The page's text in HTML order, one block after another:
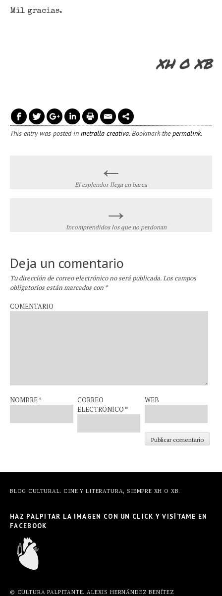
Mil gracias.
XH O XB
This entry was posted in metralla creativa. Bookmark thepermalink.
←
El esplendor llega en barca
→
Incomprendidos los que no perdonan
Deja un comentario
Tu dirección de correo electrónico no será publicada.Los campos
obligatorios están marcados con *
COMENTARIO
NOMBRE*
CORREO
ELECTRÓNICO *
WEB
BLOG CULTURAL. CINE Y LITERATURA, SIEMPRE XH O XB.
HAZ PALPITAR LA IMAGEN CON UN CLICK Y VISÍTAME EN
FACEBOOK
© CULTURA PALPITANTE. ALEXIS HERNÁNDEZ BENÍTEZ